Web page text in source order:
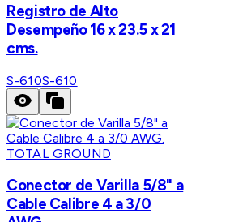
Registro de Alto
Desempeño 16 x 23.5 x 21
cms.
S-610S-610
TOTAL GROUND
Conector de Varilla 5/8" a
Cable Calibre 4 a 3/0